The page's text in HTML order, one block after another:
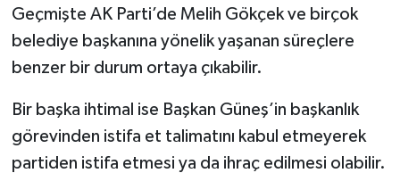
Geçmişte AK Parti’de Melih Gökçek ve birçok
belediye başkanına yönelik yaşanan süreçlere
benzer bir durum ortaya çıkabilir.
Bir başka ihtimal ise Başkan Güneş’in başkanlık
görevinden istifa et talimatını kabul etmeyerek
partiden istifa etmesi ya da ihraç edilmesi olabilir.